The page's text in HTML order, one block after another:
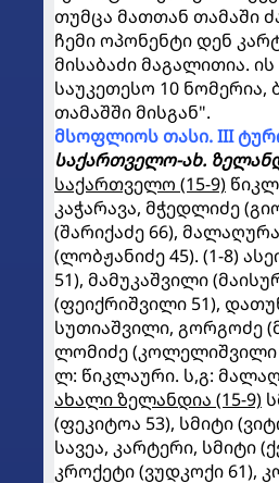
თუმცა მათთან თამაში
ჩემი ოპონენტი დენ
მისაბაძი მაგალითია.
საუკეთესო 10 ნომერია,
თამაშში მისგან".
მსოფლიოს თასი. III
საქართველო-ახ.
საქართველო (15-9)
კაჭარავა, მჭედლიძე
(შარიქაძე 66),
(ლობჟანიძე 45). (1-8)
51), მამუკაშვილი
(ფეიქრიშვილი 51),
სუთიაშვილი, გორგოძე
ლომიძე (კოლელიშვილი
ლ: წიკლაური. ს,გ:
ახალი ზელანდია (15-9)
(ფეკიტოა 53), სმიტი
სავეა, კარტერი, სმიტი
კროქეტი (ვუდკოქი 61),